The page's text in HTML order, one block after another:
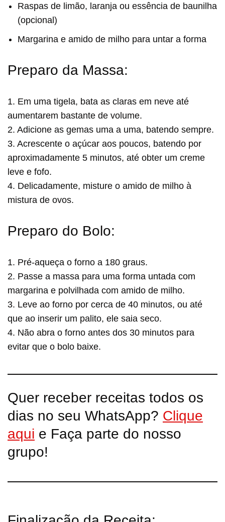
Raspas de limão, laranja ou essência de baunilha
(opcional)
Margarina e amido de milho para untar a forma
Preparo da Massa:
1. Em uma tigela, bata as claras em neve até
aumentarem bastante de volume.
2. Adicione as gemas uma a uma, batendo sempre.
3. Acrescente o açúcar aos poucos, batendo por
aproximadamente 5 minutos, até obter um creme
leve e fofo.
4. Delicadamente, misture o amido de milho à
mistura de ovos.
Preparo do Bolo:
1. Pré-aqueça o forno a 180 graus.
2. Passe a massa para uma forma untada com
margarina e polvilhada com amido de milho.
3. Leve ao forno por cerca de 40 minutos, ou até
que ao inserir um palito, ele saia seco.
4. Não abra o forno antes dos 30 minutos para
evitar que o bolo baixe.
Quer receber receitas todos os
dias no seu WhatsApp? Clique
aqui e Faça parte do nosso
grupo!